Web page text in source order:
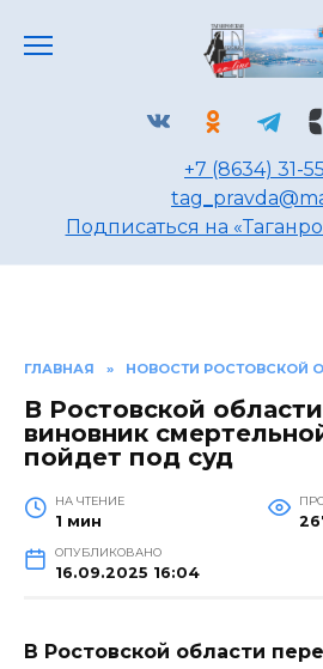
+7 (8634) 31-
Подписаться на
ГЛАВНАЯ » НОВОСТИ РОСТОВСКОЙ
В Ростовской
виновник
пойдет под суд
НА ЧТЕНИЕ
1 мин
ОПУБЛИКОВАНО
16.09.2025 16:04
В Ростовской области